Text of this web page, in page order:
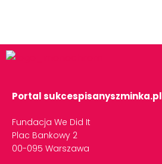
Portal sukcespisanyszminka.pl
Fundacja We Did It
Plac Bankowy 2
00-095 Warszawa